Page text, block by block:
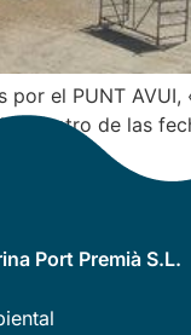
el PUNT
dentro de las
Port Premià S.L.